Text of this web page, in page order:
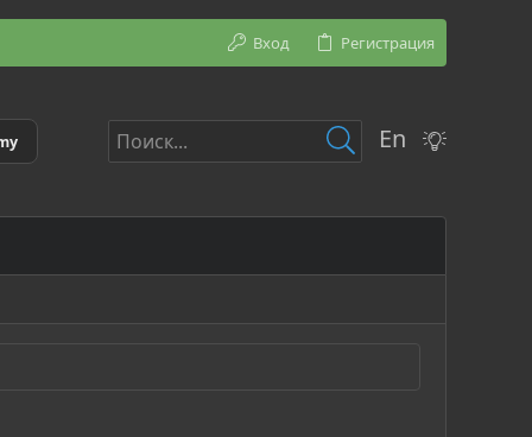
Вход Регистрация
En